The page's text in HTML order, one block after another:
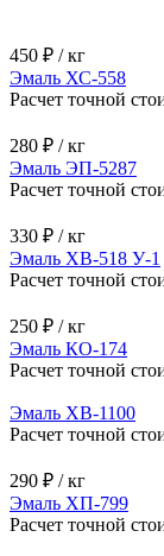
450 ₽ / кг
Эмаль ХС-558
Расчет точной
280 ₽ / кг
Эмаль ЭП-5287
Расчет точной
330 ₽ / кг
Эмаль ХВ-518 У-1
Расчет точной
250 ₽ / кг
Эмаль КО-174
Расчет точной
Эмаль ХВ-1100
Расчет точной
290 ₽ / кг
Эмаль ХП-799
Расчет точной